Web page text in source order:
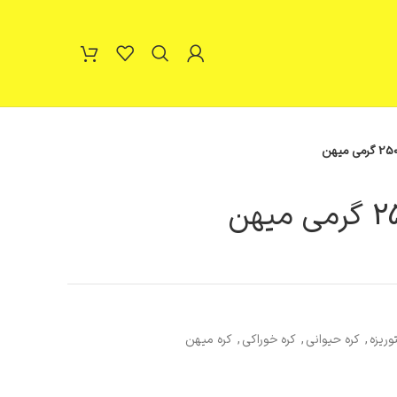
, کره حیوانی, کره خوراکی, کره میهن